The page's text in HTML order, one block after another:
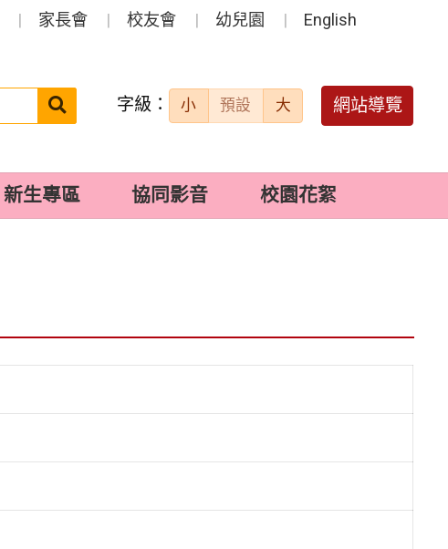
家長會 校友會 幼兒園 English
搜
送出 字級： 小 預設 大 網站導覽
新生專區 協同影音 校園花絮